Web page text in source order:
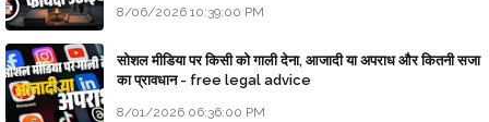
8/06/2026 10:39:00 PM
सोशल मीडिया पर किसी को गाली देना, आजादी या अपराध और कितनी सजा
का प्रावधान - free legal advice
8/01/2026 06:36:00 PM